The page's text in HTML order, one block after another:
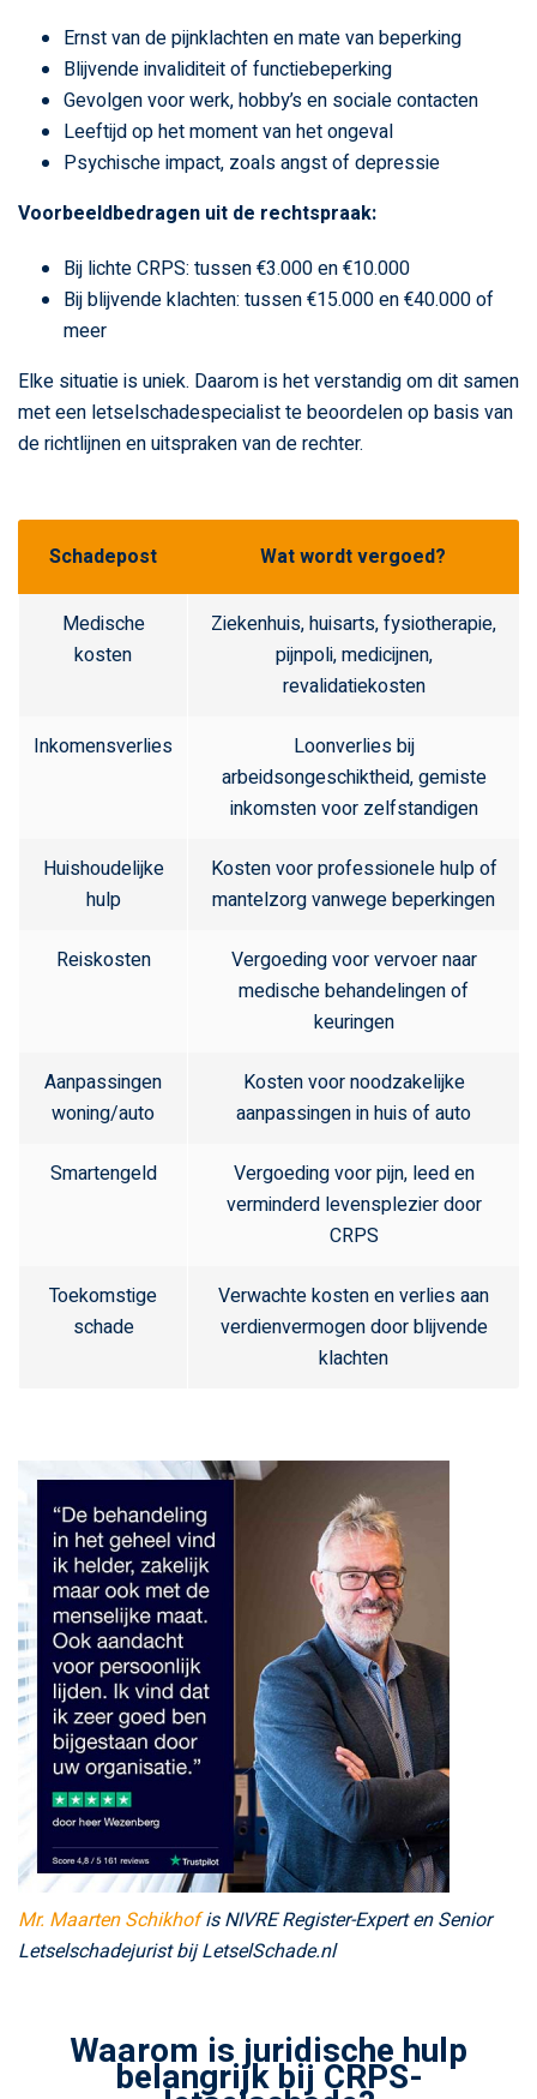
Ernst van de pijnklachten en mate van beperking
Blijvende invaliditeit of functiebeperking
Gevolgen voor werk, hobby’s en sociale contacten
Leeftijd op het moment van het ongeval
Psychische impact, zoals angst of depressie
Voorbeeldbedragen uit de rechtspraak:
Bij lichte CRPS: tussen €3.000 en €10.000
Bij blijvende klachten: tussen €15.000 en €40.000 of
meer
Elke situatie is uniek. Daarom is het verstandig om dit samen
met een letselschadespecialist te beoordelen op basis van
de richtlijnen en uitspraken van de rechter.
Schadepost Wat wordt vergoed?
Medische
kosten
Ziekenhuis, huisarts, fysiotherapie,
pijnpoli, medicijnen,
revalidatiekosten
Inkomensverlies
Loonverlies bij
arbeidsongeschiktheid, gemiste
inkomsten voor zelfstandigen
Huishoudelijke
hulp
Kosten voor professionele hulp of
mantelzorg vanwege beperkingen
Reiskosten
Vergoeding voor vervoer naar
medische behandelingen of
keuringen
Aanpassingen
woning/auto
Kosten voor noodzakelijke
aanpassingen in huis of auto
Smartengeld
Vergoeding voor pijn, leed en
verminderd levensplezier door
CRPS
Toekomstige
schade
Verwachte kosten en verlies aan
verdienvermogen door blijvende
klachten
Mr. Maarten Schikhofis NIVRE Register-Expert en Senior
Letselschadejuristbij LetselSchade.nl
Waarom is juridische hulp
belangrijk bij CRPS-